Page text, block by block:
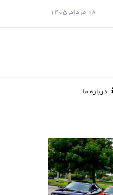
18 مرداد, 1405
درباره ما